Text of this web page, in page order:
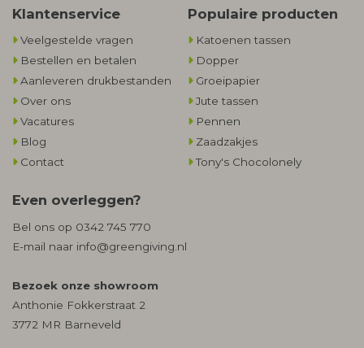
Klantenservice
Veelgestelde vragen
Bestellen en betalen
Aanleveren drukbestanden
Over ons
Vacatures
Blog
Contact
Populaire producten
Katoenen tassen
Dopper
Groeipapier
Jute tassen
Pennen
Zaadzakjes
Tony's Chocolonely
Even overleggen?
Bel ons op 0342 745 770
E-mail naar info@greengiving.nl
Bezoek onze showroom
Anthonie Fokkerstraat 2
3772 MR Barneveld